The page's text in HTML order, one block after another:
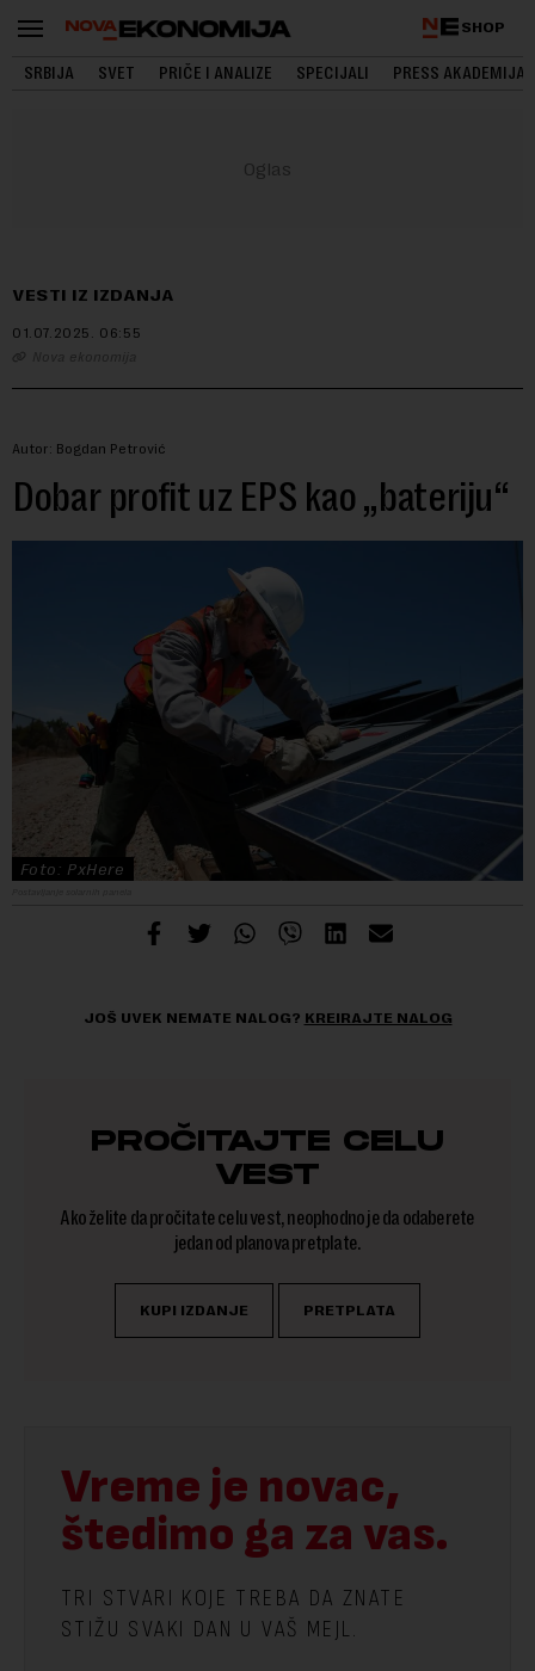
SHOP
SRBIJA SVET PRIČE I ANALIZE SPECIJALI PRESS AKADEMIJA
VESTI IZ IZDANJA
01.07.2025. 06:55
Nova ekonomija
Autor: Bogdan Petrović
Dobar profit uz EPS kao „bateriju“
Foto: PxHere
JOŠ UVEK NEMATE NALOG? KREIRAJTE NALOG
PROČITAJTE CELU
VEST
Ako želite da pročitate celu vest, neophodno je da odaberete
jedan od planova pretplate.
KUPI IZDANJE PRETPLATA
Vreme je novac,
štedimo ga za vas.
TRI STVARI KOJE TREBA DA ZNATE
STIŽU SVAKI DAN U VAŠ MEJL.